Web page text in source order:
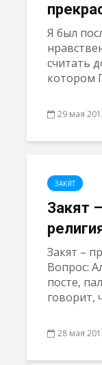
Я был
считать
котором
29 мая
ЗАКЯТ
Закят
Закят –
Вопрос:
посте,
говорит,
28 мая